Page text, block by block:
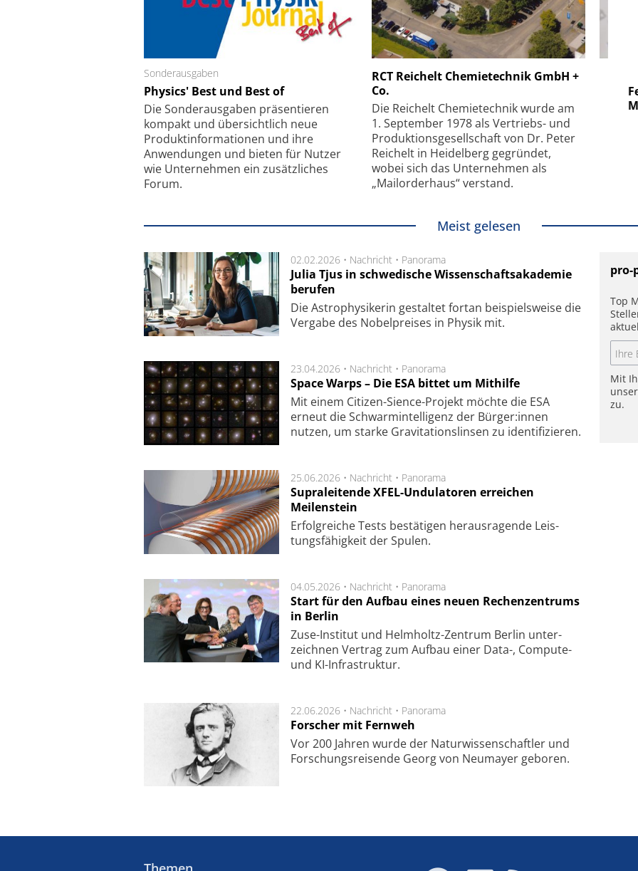
Sonderausgaben
Physics' Best und Best of
Die Sonder­ausgaben präsentieren
kompakt und übersichtlich neue
Produkt­informationen und ihre
Anwendungen und bieten für Nutzer
wie Unternehmen ein zusätzliches
Forum.
RCT Reichelt Chemietechnik GmbH +
Co.
Die Reichelt Chemietechnik wurde am
1. September 1978 als Vertriebs- und
Produktionsgesellschaft von Dr. Peter
Reichelt in Heidelberg gegründet,
wobei sich das Unternehmen als
„Mailorderhaus“ verstand.
Faserkoppler mit Super-
Feinfokussierungsmechanismus
SmarAct GmbH
kleinstem Raum
Meist gelesen
02.02.2026 • Nachricht • Panorama
Julia Tjus in schwedische Wissenschaftsakademie
berufen
Die Astro­physi­kerin ge­stal­tet fort­an bei­spiels­wei­se die
Ver­ga­be des Nobel­prei­ses in Phy­sik mit.
23.04.2026 • Nachricht • Panorama
Space Warps – Die ESA bittet um Mithilfe
Mit einem Citizen-Sience-Projekt möchte die ESA
erneut die Schwarmintelligenz der Bürger:innen
nutzen, um starke Gravitationslinsen zu identifizieren.
25.06.2026 • Nachricht • Panorama
Supraleitende XFEL-Undulatoren erreichen
Meilenstein
Er­folg­rei­che Tests be­stä­ti­gen he­raus­ra­gen­de Leis­
tungs­fä­hig­keit der Spu­len.
04.05.2026 • Nachricht • Panorama
Start für den Aufbau eines neuen Rechenzentrums
in Berlin
Zuse-Insti­tut und Helm­holtz-Zen­trum Ber­lin un­ter­
zeich­nen Ver­trag zum Auf­bau einer Data-, Compute-
und KI-Infra­struk­tur.
22.06.2026 • Nachricht • Panorama
Forscher mit Fernweh
Vor 200 Jahren wurde der Naturwissenschaftler und
Forschungsreisende Georg von Neumayer geboren.
pro-
Top
Mit
zu.